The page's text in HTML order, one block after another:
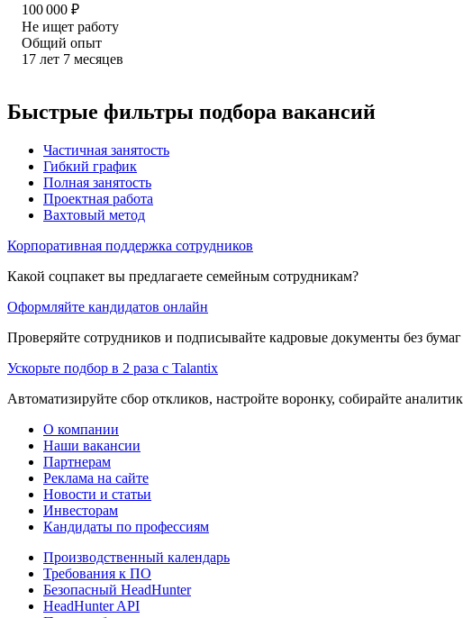
100 000 ₽
Не ищет работу
Общий опыт
17 лет 7 месяцев
Быстрые фильтры подбора вакансий
Частичная занятость
Гибкий график
Полная занятость
Проектная работа
Вахтовый метод
Корпоративная поддержка сотрудников
Какой соцпакет вы предлагаете семейным сотрудникам?
Оформляйте кандидатов онлайн
Проверяйте сотрудников и подписывайте кадровые документы без
Ускорьте подбор в 2 раза с Talantix
Автоматизируйте сбор откликов, настройте воронку, собирайте
О компании
Наши вакансии
Партнерам
Реклама на сайте
Новости и статьи
Инвесторам
Кандидаты по профессиям
Производственный календарь
Требования к ПО
Безопасный HeadHunter
HeadHunter API